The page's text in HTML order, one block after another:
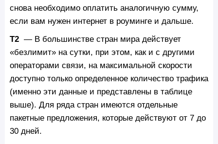
снова необходимо оплатить аналогичную сумму,
если вам нужен интернет в роуминге и дальше.
Т2 — В большинстве стран мира действует
«безлимит» на сутки, при этом, как и с другими
операторами связи, на максимальной скорости
доступно только определенное количество трафика
(именно эти данные и представлены в таблице
выше). Для ряда стран имеются отдельные
пакетные предложения, которые действуют от 7 до
30 дней.